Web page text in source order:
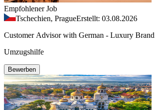
Empfohlener Job
Tschechien, PragueErstellt: 03.08.2026
Customer Advisor with German - Luxury Brand
Umzugshilfe
Bewerben